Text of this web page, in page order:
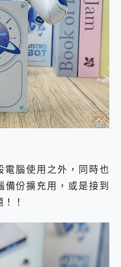
電腦使用之外，同時也
備份擴充用，或是接到
！